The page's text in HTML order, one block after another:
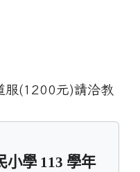
服(1200元)請洽教
小學 113 學年